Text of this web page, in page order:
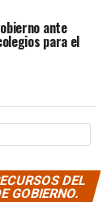
ante
para el
DEL
GOBIERNO.